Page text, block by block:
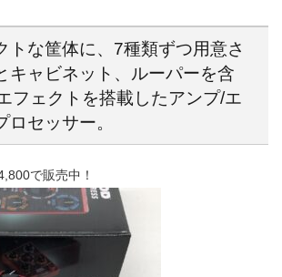
トな筐体に、7種類ずつ用意さ
キャビネット、ルーパーを含
フェクトを搭載したアンプ/エ
ロセッサー。
で販売中！